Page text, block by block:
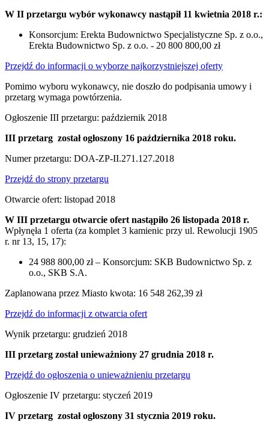
W II przetargu wybór wykonawcy nastąpił 11 kwietnia 2018 r.:
Konsorcjum: Erekta Budownictwo Specjalistyczne Sp. z o.o.,
Erekta Budownictwo Sp. z o.o. - 20 800 800,00 zł
Przejdź do informacji o wyborze najkorzystniejszej oferty
Pomimo wyboru wykonawcy, nie doszło do podpisania umowy i
przetarg wymaga powtórzenia.
Ogłoszenie III przetargu: październik 2018
III przetarg został ogłoszony 16 października 2018 roku.
Numer przetargu: DOA-ZP-II.271.127.2018
Przejdź do strony przetargu
Otwarcie ofert: listopad 2018
W III przetargu otwarcie ofert nastąpiło 26 listopada 2018 r.
Wpłynęła 1 oferta (za komplet 3 kamienic przy ul. Rewolucji 1905
r. nr 13, 15, 17):
24 988 800,00 zł – Konsorcjum: SKB Budownictwo Sp. z
o.o., SKB S.A.
Zaplanowana przez Miasto kwota: 16 548 262,39 zł
Przejdź do informacji z otwarcia ofert
Wynik przetargu: grudzień 2018
III przetarg został unieważniony 27 grudnia 2018 r.
Przejdź do ogłoszenia o unieważnieniu przetargu
Ogłoszenie IV przetargu: styczeń 2019
IV przetarg został ogłoszony 31 stycznia 2019 roku.